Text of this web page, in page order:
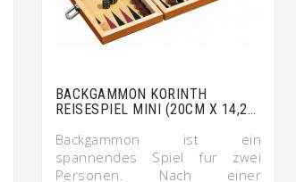
BACKGAMMON KORINTH
REISESPIEL MINI (20CM X 14,2…
Backgammon ist ein
spannendes Spiel für zwei
Personen. Nach einer